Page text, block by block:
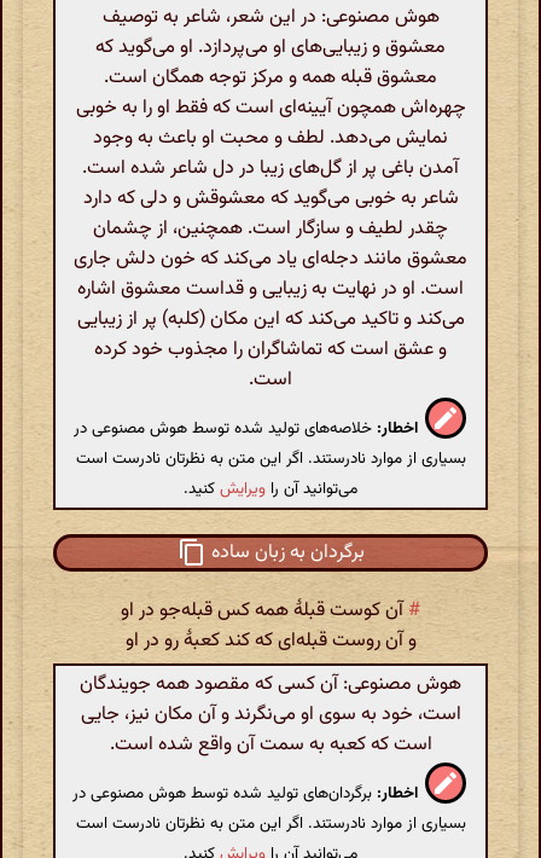
هوش مصنوعی: در این شعر، شاعر به توصیف
معشوق و زیبایی‌های او می‌پردازد. او می‌گوید که
معشوق قبله همه و مرکز توجه همگان است.
چهره‌اش همچون آیینه‌ای است که فقط او را به خوبی
نمایش می‌دهد. لطف و محبت او باعث به وجود
آمدن باغی پر از گل‌های زیبا در دل شاعر شده است.
شاعر به خوبی می‌گوید که معشوقش و دلی که دارد
چقدر لطیف و سازگار است. همچنین، از چشمان
معشوق مانند دجله‌ای یاد می‌کند که خون دلش جاری
است. او در نهایت به زیبایی و قداست معشوق اشاره
می‌کند و تاکید می‌کند که این مکان (کلبه) پر از زیبایی
و عشق است که تماشاگران را مجذوب خود کرده
است.
اخطار: خلاصه‌های تولید شده توسط هوش مصنوعی در
بسیاری از موارد نادرستند. اگر این متن به نظرتان نادرست است
می‌توانید آن را ویرایشکنید.
برگردان به زبان ساده
#آن کوست قبلهٔ همه کس قبله‌جو در او
و آن روست قبله‌ای که کند کعبهٔ رو در او
هوش مصنوعی: آن کسی که مقصود همه جویندگان
است، خود به سوی او می‌نگرند و آن مکان نیز، جایی
است که کعبه به سمت آن واقع شده است.
اخطار: برگردان‌های تولید شده توسط هوش مصنوعی در
بسیاری از موارد نادرستند. اگر این متن به نظرتان نادرست است